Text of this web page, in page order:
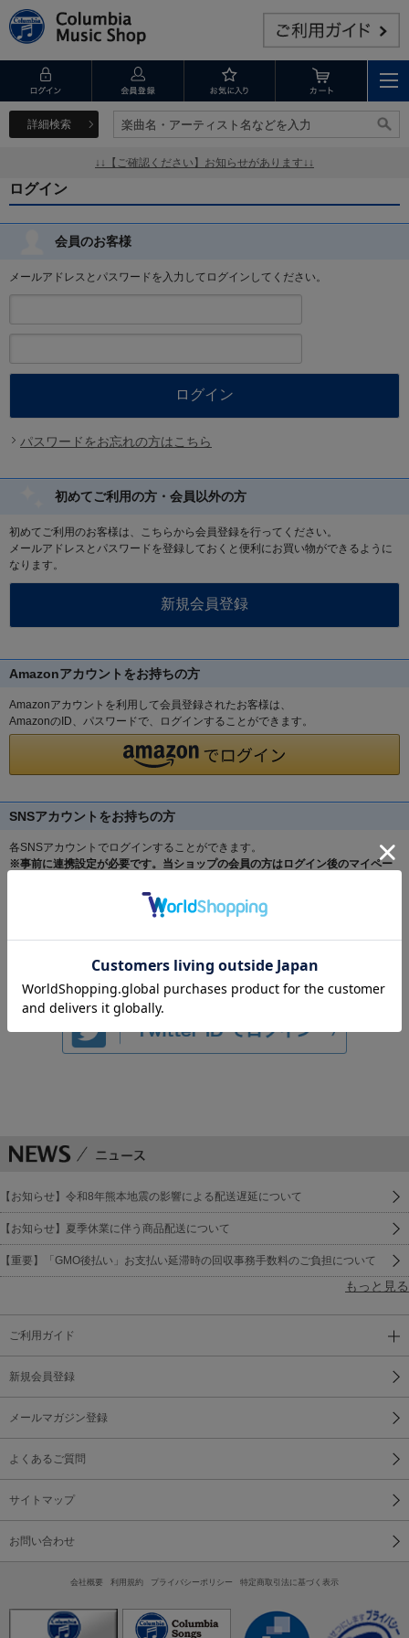
詳細検索 楽曲名・アーティスト名などを入力
楽曲名・アーティスト名などを入力
↓↓【ご確認ください】お知らせがあります↓↓
ログイン
会員のお客様
メールアドレスとパスワードを入力してログインしてください。
パスワードをお忘れの方はこちら
初めてご利用の方・会員以外の方
初めてご利用のお客様は、こちらから会員登録を行ってください。
メールアドレスとパスワードを登録しておくと便利にお買い物ができるように
なります。
Amazonアカウントをお持ちの方
Amazonアカウントを利用して会員登録されたお客様は、
AmazonのID、パスワードで、ログインすることができます。
SNSアカウントをお持ちの方
各SNSアカウントでログインすることができます。
※事前に連携設定が必要です。当ショップの会員の方はログイン後のマイペー
【お知らせ】令和8年熊本地震の影響による配送遅延について
【お知らせ】夏季休業に伴う商品配送について
【重要】「GMO後払い」お支払い延滞時の回収事務手数料のご負担について
もっと見る
ご利用ガイド
新規会員登録
メールマガジン登録
よくあるご質問
サイトマップ
お問い合わせ
会社概要 利用規約 プライバシーポリシー 特定商取引法に基づく表示